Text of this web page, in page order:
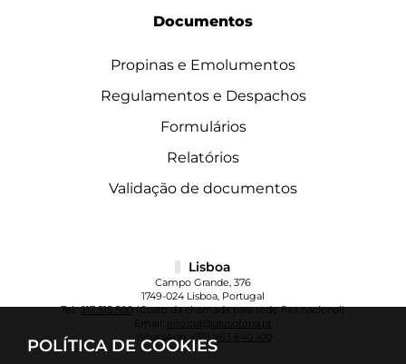
POLÍTICA DE COOKIES
Documentos
Propinas e Emolumentos
Regulamentos e Despachos
Formulários
Relatórios
Validação de documentos
Lisboa
Campo Grande, 376
1749-024 Lisboa, Portugal
Tel.:217 515 500(Custo da chamada para rede fixa nacional)
info.cul@ulusofona.pt
WhatsApp:+351 963 640 100